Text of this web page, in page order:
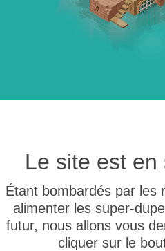
Le site est
Étant bombardés par les
alimenter les super-
futur, nous allons vous
cliquer sur le